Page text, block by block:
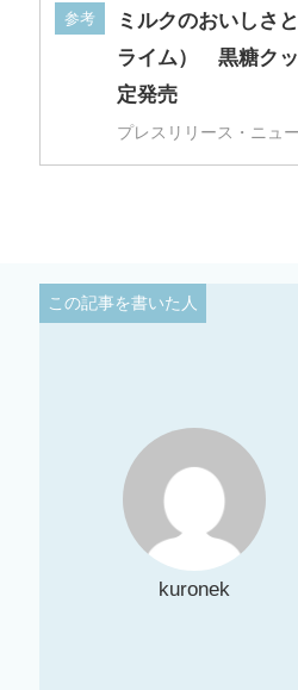
なこアイスに、きなこアイ
いうカップアイス。
香ばしいきなこアイスの
内容量は105ml、エネルギ
ミルクのおいしさ
ライム） 黒糖ク
定発売
プレスリリース・ニュ